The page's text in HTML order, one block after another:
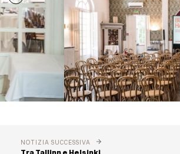
NOTIZIA SUCCESSIVA